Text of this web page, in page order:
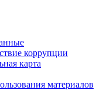
коррупции
карта
материалов